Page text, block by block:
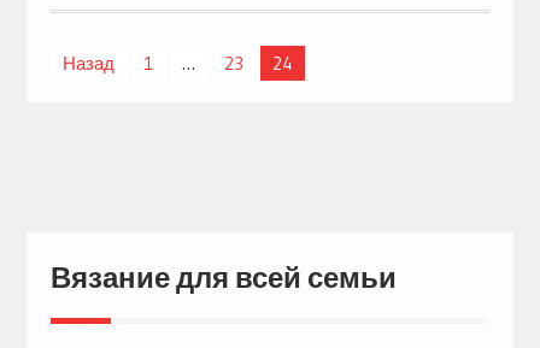
Навигация
Назад 1 … 23 24
Вязание для всей семьи